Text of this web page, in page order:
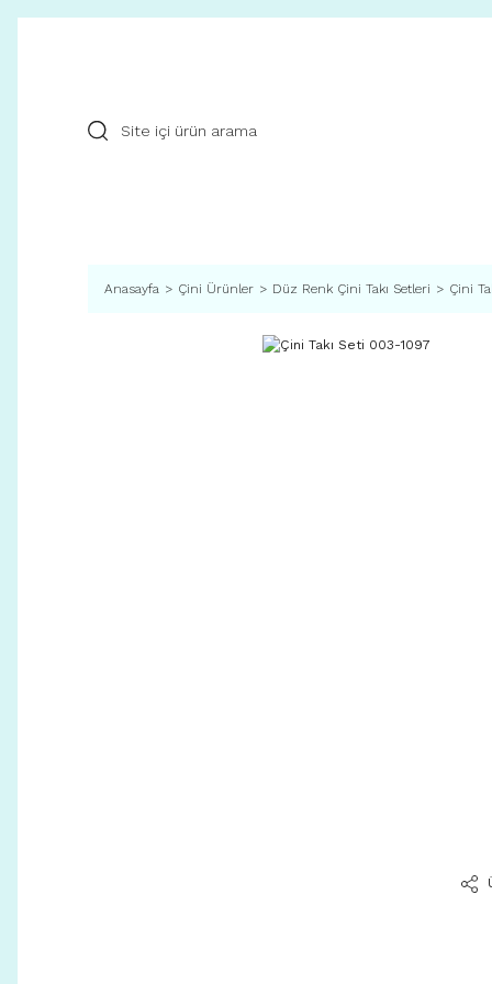
Anasayfa Çini Ürünler Düz Renk Çini Takı Setleri Çini